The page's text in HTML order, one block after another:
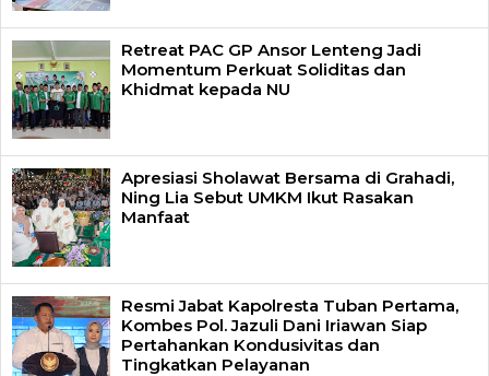
Retreat PAC GP Ansor Lenteng Jadi
Momentum Perkuat Soliditas dan
Khidmat kepada NU
Apresiasi Sholawat Bersama di Grahadi,
Ning Lia Sebut UMKM Ikut Rasakan
Manfaat
Resmi Jabat Kapolresta Tuban Pertama,
Kombes Pol. Jazuli Dani Iriawan Siap
Pertahankan Kondusivitas dan
Tingkatkan Pelayanan